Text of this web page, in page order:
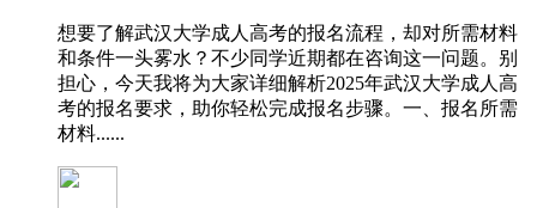
想要了解武汉大学成人高考的报名流程，却对所需材料
和条件一头雾水？不少同学近期都在咨询这一问题。别
担心，今天我将为大家详细解析2025年武汉大学成人高
考的报名要求，助你轻松完成报名步骤。一、报名所需
材料......